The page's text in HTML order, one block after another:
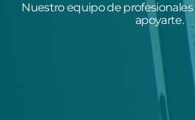
Nuestro equipo de
apoyarte.